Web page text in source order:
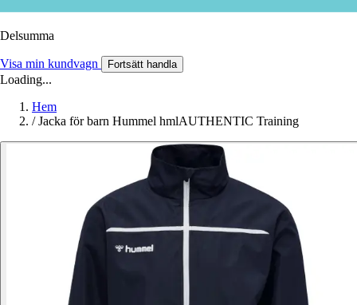
Delsumma
Visa min kundvagn Fortsätt handla
Loading...
Hem
/ Jacka för barn Hummel hmlAUTHENTIC Training